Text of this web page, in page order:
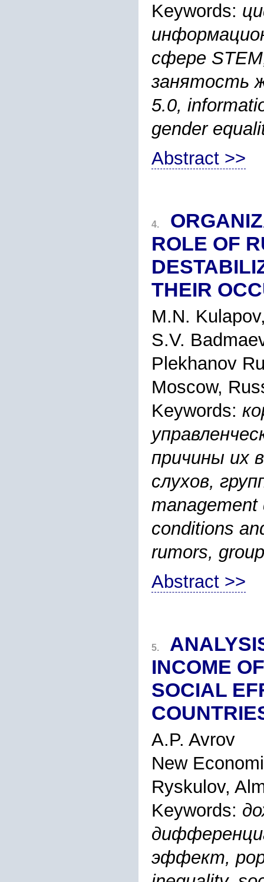
Keywords:
сфере
занятость
5.0,
gender
Abstract >>
4.
ROLE OF
THEIR
M.N.
S.V.
Plekhanov
Moscow,
Keywords:
причины их
слухов,
conditions
rumors,
Abstract >>
5.
INCOME
SOCIAL
A.P. Avrov
New
Ryskulov,
Keywords:
эффект,